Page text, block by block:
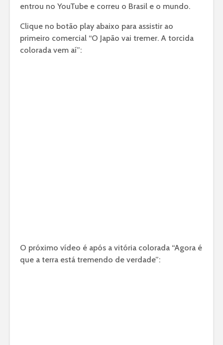
entrou no YouTube e correu o Brasil e o mundo.
Clique no botão play abaixo para assistir ao
primeiro comercial “O Japão vai tremer. A torcida
colorada vem aí”:
O próximo vídeo é após a vitória colorada “Agora é
que a terra está tremendo de verdade”: